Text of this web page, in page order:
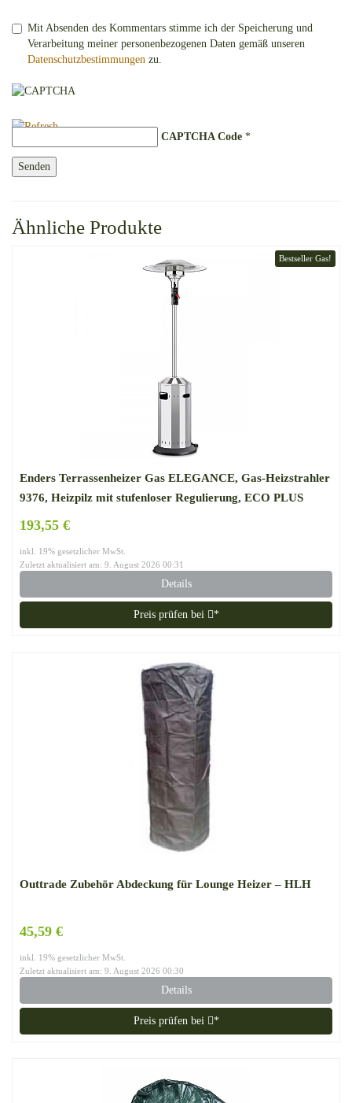
Mit Absenden des Kommentars stimme ich der Speicherung und
Verarbeitung meiner personenbezogenen Daten gemäß unseren
Datenschutzbestimmungen zu.
CAPTCHA Code *
Ähnliche Produkte
Bestseller Gas!
Enders Terrassenheizer Gas ELEGANCE, Gas-Heizstrahler
9376, Heizpilz mit stufenloser Regulierung, ECO PLUS
193,55 €
inkl. 19% gesetzlicher MwSt.
Zuletzt aktualisiert am: 9. August 2026 00:31
Details
Preis prüfen bei *
Outtrade Zubehör Abdeckung für Lounge Heizer – HLH
45,59 €
inkl. 19% gesetzlicher MwSt.
Zuletzt aktualisiert am: 9. August 2026 00:30
Details
Preis prüfen bei *